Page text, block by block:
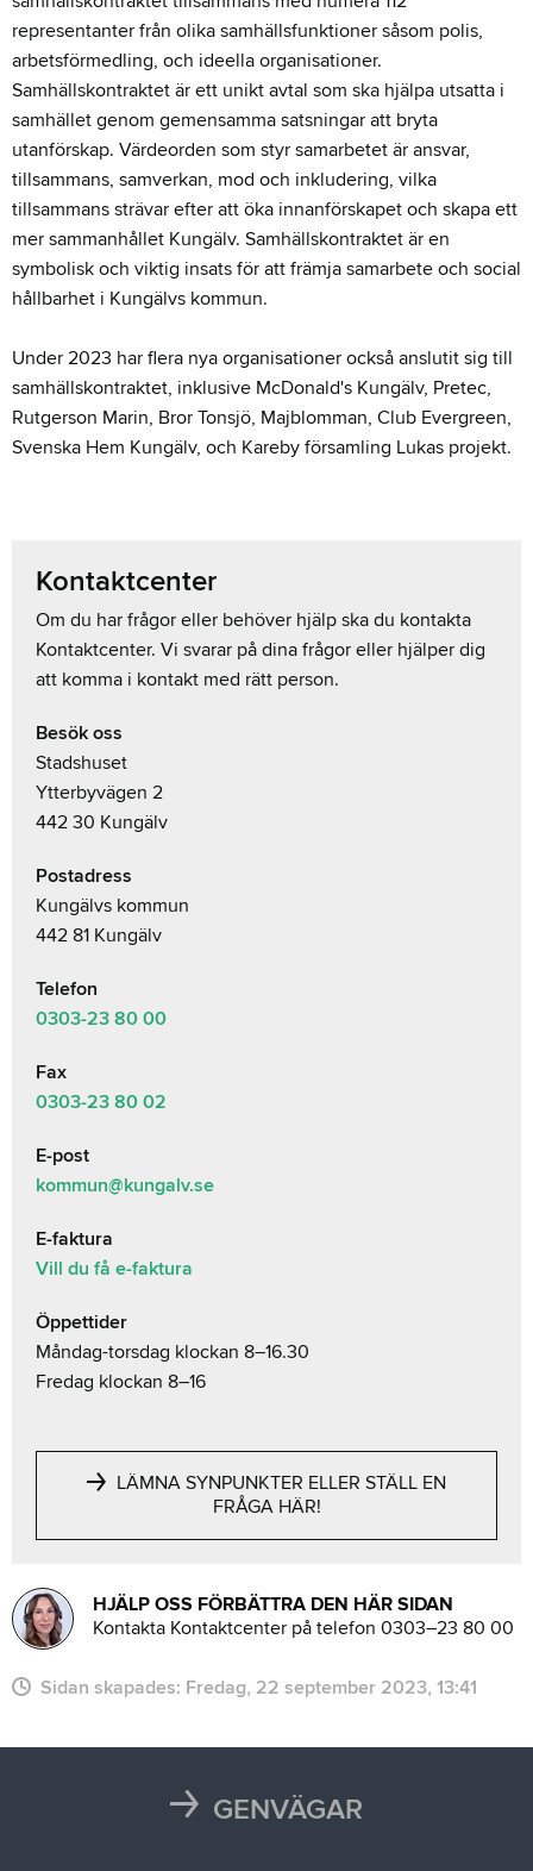
representanter från olika samhällsfunktioner såsom polis,
arbetsförmedling, och ideella organisationer.
Samhällskontraktet är ett unikt avtal som ska hjälpa utsatta i
samhället genom gemensamma satsningar att bryta
utanförskap. Värdeorden som styr samarbetet är ansvar,
tillsammans, samverkan, mod och inkludering, vilka
tillsammans strävar efter att öka innanförskapet och skapa ett
mer sammanhållet Kungälv. Samhällskontraktet är en
symbolisk och viktig insats för att främja samarbete och social
hållbarhet i Kungälvs kommun.
Under 2023 har flera nya organisationer också anslutit sig till
samhällskontraktet, inklusive McDonald's Kungälv, Pretec,
Rutgerson Marin, Bror Tonsjö, Majblomman, Club Evergreen,
Svenska Hem Kungälv, och Kareby församling Lukas projekt.
Kontaktcenter
Om du har frågor eller behöver hjälp ska du kontakta
Kontaktcenter. Vi svarar på dina frågor eller hjälper dig
att komma i kontakt med rätt person.
Besök oss
Stadshuset
Ytterbyvägen 2
442 30 Kungälv
Postadress
Kungälvs kommun
442 81 Kungälv
Telefon
0303-23 80 00
Fax
0303-23 80 02
E-post
kommun@kungalv.se
E-faktura
Vill du få e-faktura
Öppettider
Måndag-torsdag klockan 8–16.30
Fredag klockan 8–16
LÄMNA SYNPUNKTER ELLER STÄLL EN
FRÅGA HÄR!
HJÄLP OSS FÖRBÄTTRA DEN HÄR SIDAN
Kontakta Kontaktcenter på telefon 0303–23 80 00
Sidan skapades: fredag, 22 september 2023, 13:41
GENVÄGAR